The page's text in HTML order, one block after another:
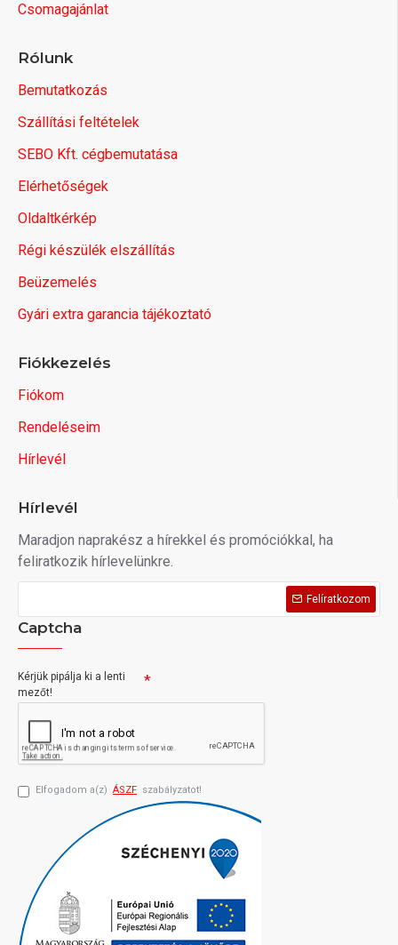
Csomagajánlat
Rólunk
Bemutatkozás
Szállítási feltételek
SEBO Kft. cégbemutatása
Elérhetőségek
Oldaltkérkép
Régi készülék elszállítás
Beüzemelés
Gyári extra garancia tájékoztató
Fiókkezelés
Fiókom
Rendeléseim
Hírlevél
Hírlevél
Maradjon naprakész a hírekkel és promóciókkal, ha
feliratkozik hírlevelünkre.
Felíratkozom
Captcha
Kérjük pipálja ki a lenti
mezőt!
Elfogadom a(z) ÁSZF szabályzatot!